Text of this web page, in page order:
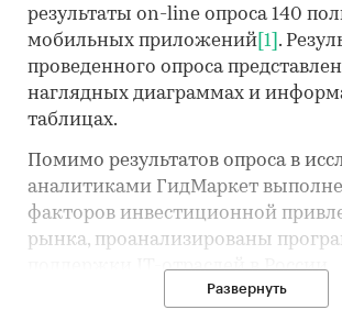
результаты on-line опроса 140
мобильных приложений [1] .
проведенного опроса
наглядных диаграммах и
таблицах.
Помимо результатов опроса в
аналитиками ГидМаркет
факторов инвестиционной
рынка, проанализированы
поддержки IT-отраслей в России,
потребительские тренды,
Развернуть